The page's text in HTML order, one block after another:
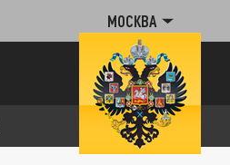
МОСКВА